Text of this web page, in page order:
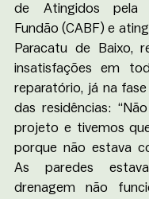
de Atingidos pela
Fundão (CABF) e
Paracatu de Baixo,
insatisfações em
reparatório, já na
das residências:
projeto e tivemos
porque não estava
As paredes
drenagem não